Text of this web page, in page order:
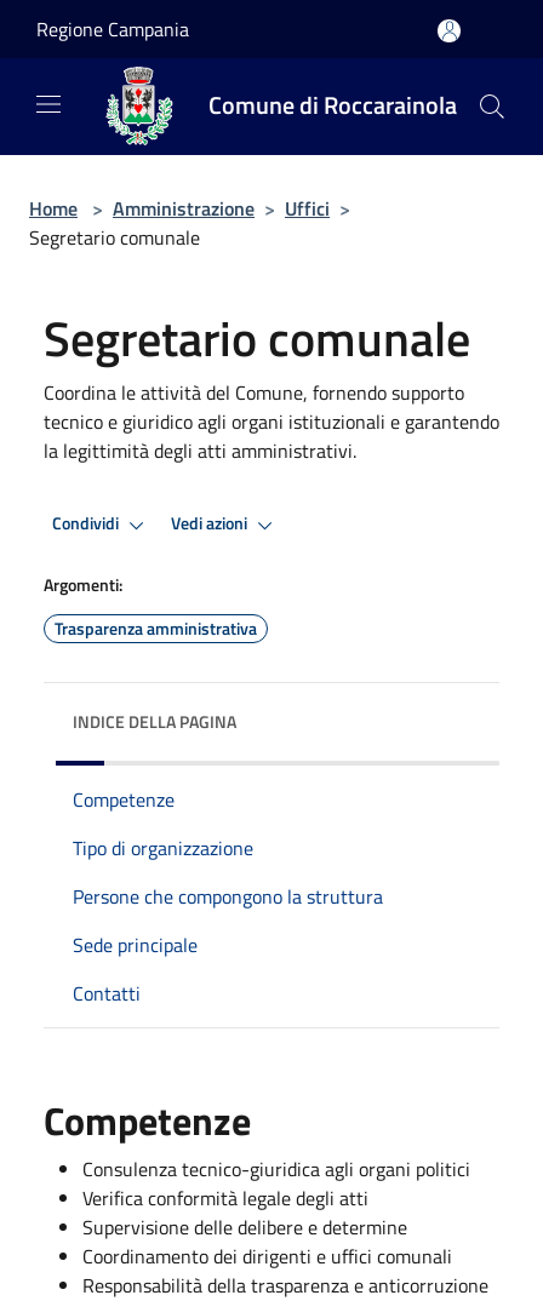
Regione Campania
Comune di Roccarainola
Home > Amministrazione > Uffici >
Segretario comunale
Segretario comunale
Coordina le attività del Comune, fornendo supporto
tecnico e giuridico agli organi istituzionali e garantendo
la legittimità degli atti amministrativi.
Condividi Vedi azioni
Argomenti:
Trasparenza amministrativa
INDICE DELLA PAGINA
Competenze
Tipo di organizzazione
Persone che compongono la struttura
Sede principale
Contatti
Competenze
Consulenza tecnico-giuridica agli organi politici
Verifica conformità legale degli atti
Supervisione delle delibere e determine
Coordinamento dei dirigenti e uffici comunali
Responsabilità della trasparenza e anticorruzione